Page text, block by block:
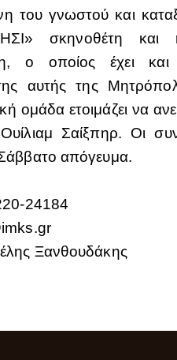
του γνωστού και
σκηνοθέτη και
ο οποίος έχει
αυτής της
ομάδα ετοιμάζει να
Σαίξπηρ. Οι
απόγευμα.
24184
Ξανθουδάκης